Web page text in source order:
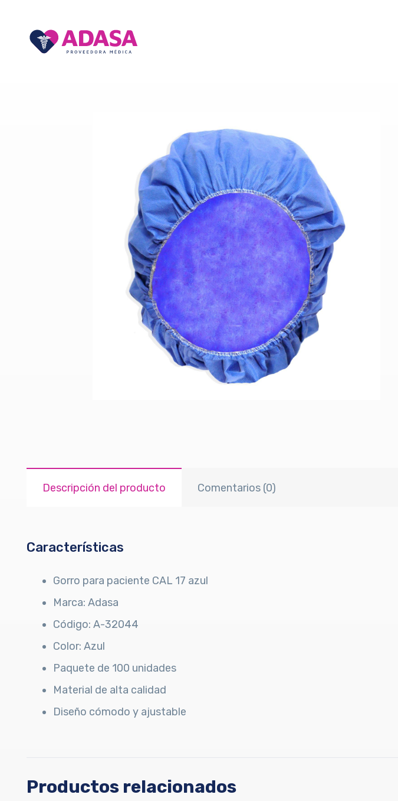
Descripción del producto Comentarios (0)
Características
Gorro para paciente CAL 17 azul
Marca: Adasa
Código: A-32044
Color: Azul
Paquete de 100 unidades
Material de alta calidad
Diseño cómodo y ajustable
Productos relacionados